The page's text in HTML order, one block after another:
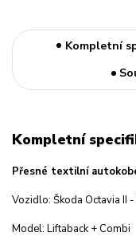
Kompletní
Kompletní
Přesné textilní
Vozidlo: Škoda Octavia II
Model: Liftaback + Combi